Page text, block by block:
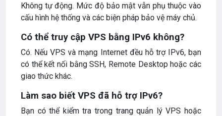
Không tự động. Mức độ bảo mật vẫn phụ thuộc vào
cấu hình hệ thống và các biện pháp bảo vệ máy chủ.
Có thể truy cập VPS bằng IPv6 không?
Có. Nếu VPS và mạng Internet đều hỗ trợ IPv6, bạn
có thể kết nối bằng SSH, Remote Desktop hoặc các
giao thức khác.
Làm sao biết VPS đã hỗ trợ IPv6?
Bạn có thể kiểm tra trong trang quản lý VPS hoặc